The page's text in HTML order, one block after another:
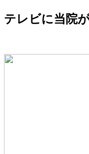
テレビに当院